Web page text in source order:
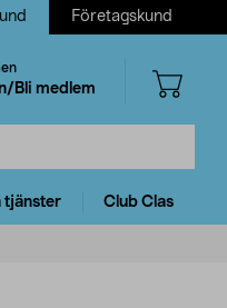
Företagskund
Bli medlem
tjänster Club Clas